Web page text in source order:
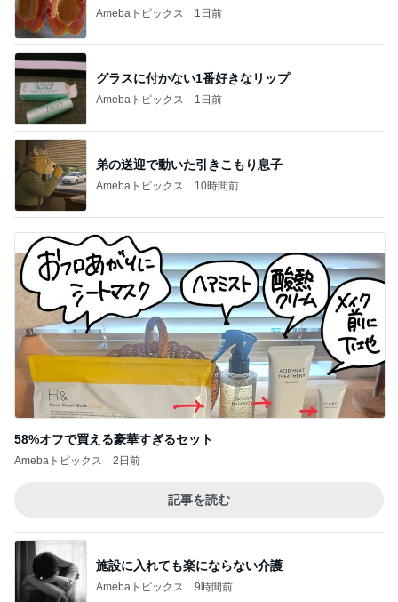
Amebaトピックス 1日前
グラスに付かない1番好きなリップ
Amebaトピックス 1日前
弟の送迎で動いた引きこもり息子
Amebaトピックス 10時間前
58%オフで買える豪華すぎるセット
Amebaトピックス 2日前
記事を読む
施設に入れても楽にならない介護
Amebaトピックス 9時間前